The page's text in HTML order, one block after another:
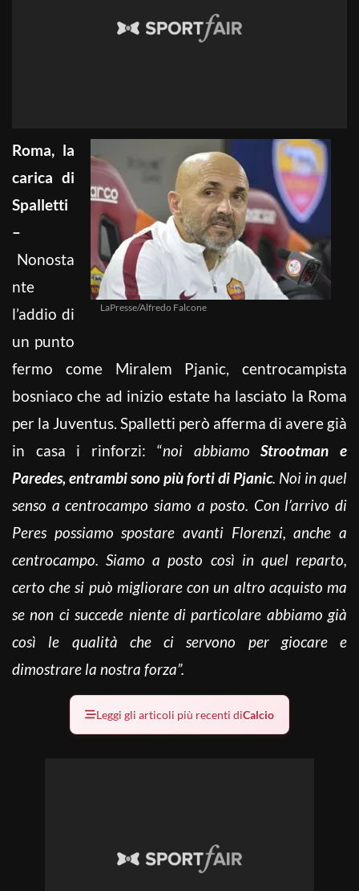
LaPresse/Alfredo Falcone
Roma, la
carica di
Spalletti
–
Nonosta
nte
l’addio di
un punto
fermo come Miralem Pjanic, centrocampista
bosniaco che ad inizio estate ha lasciato la Roma
per la Juventus. Spalletti però afferma di avere già
in casa i rinforzi: “noi abbiamoStrootman e
Paredes, entrambi sono più forti di Pjanic. Noi in quel
senso a centrocampo siamo a posto. Con l’arrivo di
Peres possiamo spostare avanti Florenzi, anche a
centrocampo. Siamo a posto così in quel reparto,
certo che si può migliorare con un altro acquisto ma
se non ci succede niente di particolare abbiamo già
così le qualità che ci servono per giocare e
dimostrare la nostra forza”.
Leggi gli articoli più recenti diCalcio